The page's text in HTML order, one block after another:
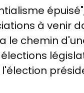
à venir
chemin